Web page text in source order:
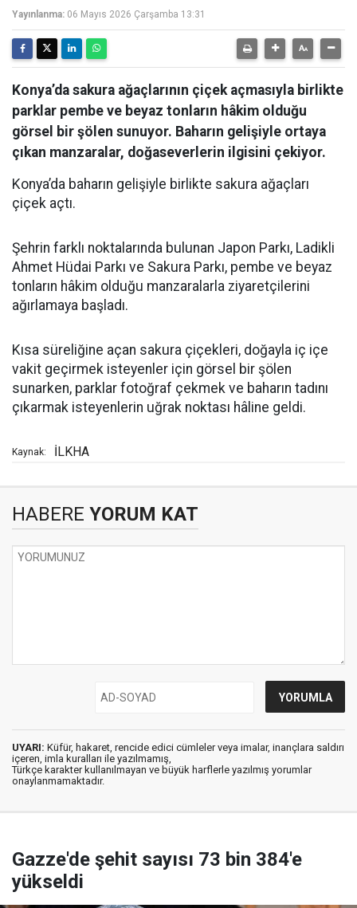
Yayınlanma: 06 Mayıs 2026 Çarşamba 13:31
Konya’da sakura ağaçlarının çiçek açmasıyla birlikte
parklar pembe ve beyaz tonların hâkim olduğu
görsel bir şölen sunuyor. Baharın gelişiyle ortaya
çıkan manzaralar, doğaseverlerin ilgisini çekiyor.
Konya’da baharın gelişiyle birlikte sakura ağaçları
çiçek açtı.
Şehrin farklı noktalarında bulunan Japon Parkı, Ladikli
Ahmet Hüdai Parkı ve Sakura Parkı, pembe ve beyaz
tonların hâkim olduğu manzaralarla ziyaretçilerini
ağırlamaya başladı.
Kısa süreliğine açan sakura çiçekleri, doğayla iç içe
vakit geçirmek isteyenler için görsel bir şölen
sunarken, parklar fotoğraf çekmek ve baharın tadını
çıkarmak isteyenlerin uğrak noktası hâline geldi.
Kaynak: İLKHA
HABERE YORUM KAT
UYARI: Küfür, hakaret, rencide edici cümleler veya imalar, inançlara saldırı
içeren, imla kuralları ile yazılmamış,
Türkçe karakter kullanılmayan ve büyük harflerle yazılmış yorumlar
onaylanmamaktadır.
Gazze'de şehit sayısı 73 bin 384'e
yükseldi